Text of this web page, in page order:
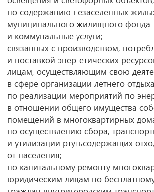
по содержанию незаселенных
муниципального жилищного фонда
и коммунальные услуги;
связанных с производством,
и поставкой энергетических
лицам, осуществляющим свою
в сфере организации летнего
по реализации мероприятий по
в отношении общего имущества
помещений в многоквартирных
по осуществлению сбора,
и утилизации ртутьсодержащих
от населения;
по капитальному ремонту
юридическим лицам по